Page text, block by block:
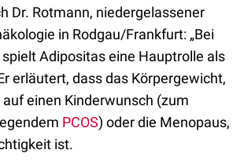
Dr. Rotmann, niedergelassener
in Rodgau/Frankfurt: „Bei
Adipositas eine Hauptrolle als
erläutert, dass das Körpergewicht,
einen Kinderwunsch (zum
PCOS) oder die Menopaus,
ist.